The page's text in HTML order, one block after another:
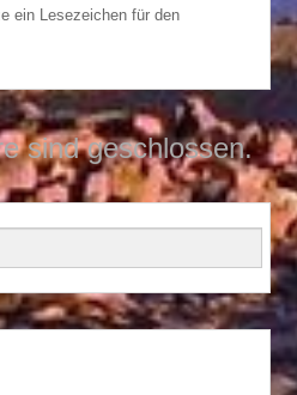
ein Lesezeichen für den
sind geschlossen.